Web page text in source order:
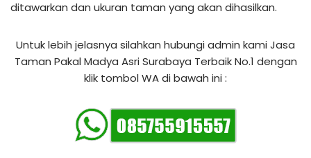
ditawarkan dan ukuran taman yang akan dihasilkan.
Untuk lebih jelasnya silahkan hubungi admin kami Jasa
Taman Pakal Madya Asri Surabaya Terbaik No.1 dengan
klik tombol WA di bawah ini :